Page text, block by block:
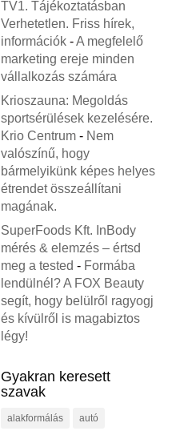
TV1. Tájékoztatásban
Verhetetlen. Friss hírek,
információk -A megfelelő
marketing ereje minden
vállalkozás számára
Krioszauna: Megoldás
sportsérülések kezelésére.
Krio Centrum - Nem
valószínű, hogy
bármelyikünk képes helyes
étrendet összeállítani
magának.
SuperFoods Kft. InBody
mérés & elemzés – értsd
meg a tested - Formába
lendülnél? A FOX Beauty
segít, hogy belülről ragyogj
és kívülről is magabiztos
légy!
Gyakran keresett
szavak
alakformálás autó